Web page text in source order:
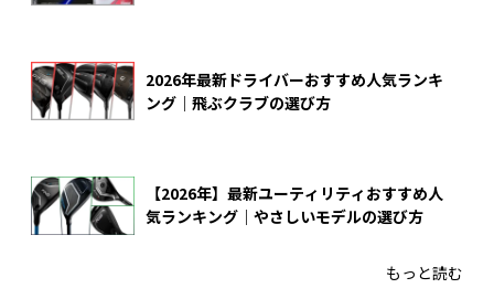
2026年最新ドライバーおすすめ人気ランキ
ング｜飛ぶクラブの選び方
【2026年】最新ユーティリティおすすめ人
気ランキング｜やさしいモデルの選び方
もっと読む